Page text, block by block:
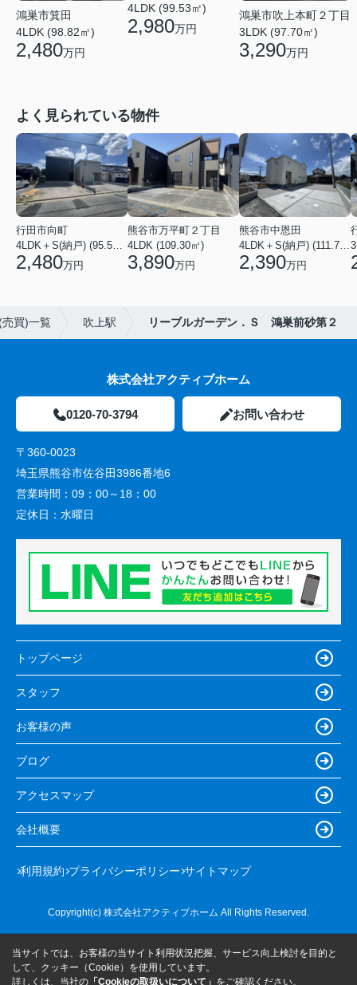
鴻巣市箕田
4LDK (98.82㎡)
2,480万円
4LDK (99.53㎡)
2,980万円
鴻巣市吹上本町２丁目
3LDK (97.70㎡)
3,290万円
よく見られている物件
行田市向町
4LDK＋S(納戸) (95.58㎡)
2,480万円
熊谷市万平町２丁目
4LDK (109.30㎡)
3,890万円
熊谷市中恩田
4LDK＋S(納戸) (111.78㎡)
2,390万円
買)一覧 吹上駅 リーブルガーデン．Ｓ 鴻巣前砂第２
株式会社アクティブホーム
0120-70-3794 お問い合わせ
〒360-0023
埼玉県熊谷市佐谷田3986番地6
営業時間： 09：00～18：00
定休日： 水曜日
トップページ
スタッフ
お客様の声
ブログ
アクセスマップ
会社概要
利用規約 プライバシーポリシー サイトマップ
Copyright(c) 株式会社アクティブホーム All Rights Reserved.
当サイトでは、お客様の当サイト利用状況把握、サービス向上検討を目的と
して、クッキー（Cookie）を使用しています。
詳しくは、当社の 「Cookieの取扱いについて」 をご確認ください。